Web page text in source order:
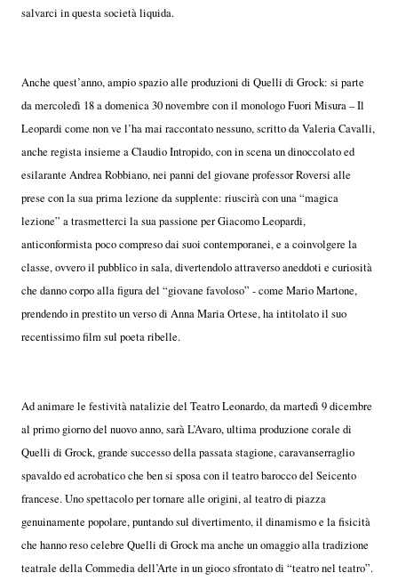
salvarci in questa società liquida.
Anche quest’anno, ampio spazio alle produzioni di Quelli di Grock: si parte
da mercoledì 18 a domenica 30 novembre con il monologo Fuori Misura – Il
Leopardi come non ve l’ha mai raccontato nessuno, scritto da Valeria Cavalli,
anche regista insieme a Claudio Intropido, con in scena un dinoccolato ed
esilarante Andrea Robbiano, nei panni del giovane professor Roversi alle
prese con la sua prima lezione da supplente: riuscirà con una “magica
lezione” a trasmetterci la sua passione per Giacomo Leopardi,
anticonformista poco compreso dai suoi contemporanei, e a coinvolgere la
classe, ovvero il pubblico in sala, divertendolo attraverso aneddoti e curiosità
che danno corpo alla figura del “giovane favoloso” - come Mario Martone,
prendendo in prestito un verso di Anna Maria Ortese, ha intitolato il suo
recentissimo film sul poeta ribelle.
Ad animare le festività natalizie del Teatro Leonardo, da martedì 9 dicembre
al primo giorno del nuovo anno, sarà L’Avaro, ultima produzione corale di
Quelli di Grock, grande successo della passata stagione, caravanserraglio
spavaldo ed acrobatico che ben si sposa con il teatro barocco del Seicento
francese. Uno spettacolo per tornare alle origini, al teatro di piazza
genuinamente popolare, puntando sul divertimento, il dinamismo e la fisicità
che hanno reso celebre Quelli di Grock ma anche un omaggio alla tradizione
teatrale della Commedia dell’Arte in un gioco sfrontato di “teatro nel teatro”.